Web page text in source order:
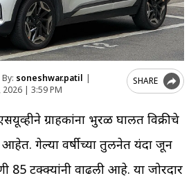
soneshwar.patil |
2026 | 3:59 PM
SHARE
ग्राहकांना भुरळ घालत विक्रीचे
आहेत. गेल्या वर्षीच्या तुलनेत यंदा जून
85 टक्क्यांनी वाढली आहे. या जोरदार